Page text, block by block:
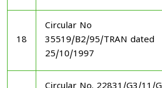
18
Circular No
35519/B2/95/TRAN dated
25/10/1997